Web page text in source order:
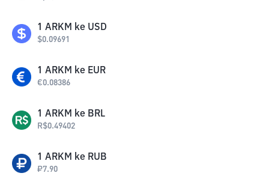
1 ARKM ke USD
$0.09691
1 ARKM ke EUR
€0.08386
1 ARKM ke BRL
R$0.49402
1 ARKM ke RUB
₽7.90